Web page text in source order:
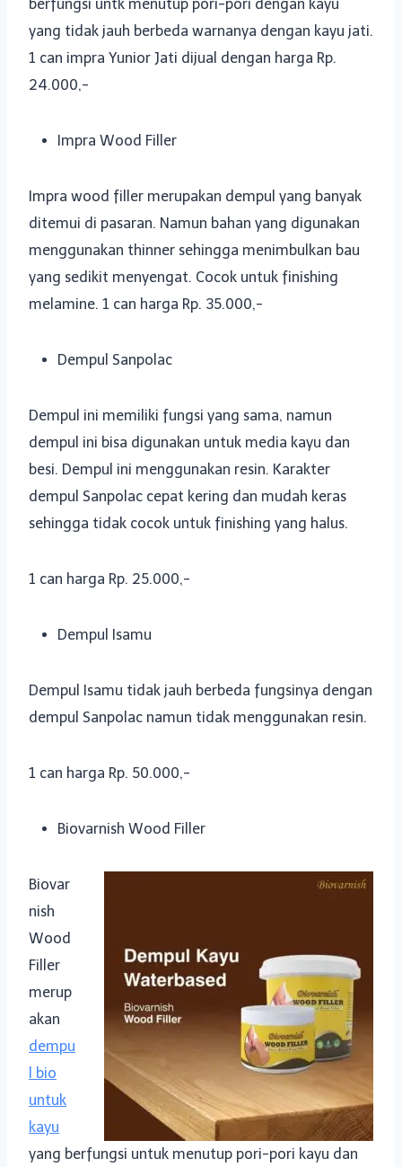
berfungsi untk menutup pori-pori dengan kayu
yang tidak jauh berbeda warnanya dengan kayu jati.
1 can impra Yunior Jati dijual dengan harga Rp.
24.000,-
Impra Wood Filler
Impra wood filler merupakan dempul yang banyak
ditemui di pasaran. Namun bahan yang digunakan
menggunakan thinner sehingga menimbulkan bau
yang sedikit menyengat. Cocok untuk finishing
melamine. 1 can harga Rp. 35.000,-
Dempul Sanpolac
Dempul ini memiliki fungsi yang sama, namun
dempul ini bisa digunakan untuk media kayu dan
besi. Dempul ini menggunakan resin. Karakter
dempul Sanpolac cepat kering dan mudah keras
sehingga tidak cocok untuk finishing yang halus.
1 can harga Rp. 25.000,-
Dempul Isamu
Dempul Isamu tidak jauh berbeda fungsinya dengan
dempul Sanpolac namun tidak menggunakan resin.
1 can harga Rp. 50.000,-
Biovarnish Wood Filler
Biovar
nish
Wood
Filler
merup
akan
dempu
l bio
untuk
kayu
yang berfungsi untuk menutup pori-pori kayu dan